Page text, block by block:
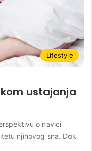
Lifestyle
ustajanja
o navici
njihovog sna. Dok